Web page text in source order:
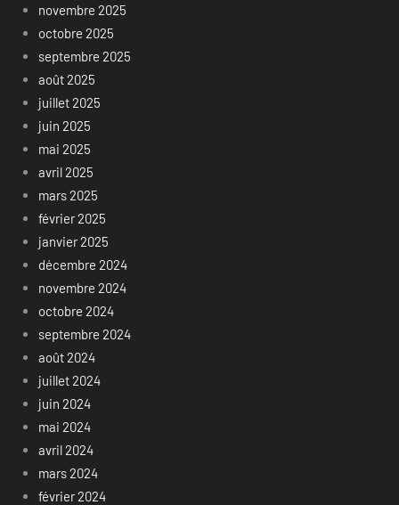
novembre 2025
octobre 2025
septembre 2025
août 2025
juillet 2025
juin 2025
mai 2025
avril 2025
mars 2025
février 2025
janvier 2025
décembre 2024
novembre 2024
octobre 2024
septembre 2024
août 2024
juillet 2024
juin 2024
mai 2024
avril 2024
mars 2024
février 2024